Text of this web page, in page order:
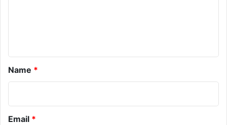
Name *
Email *